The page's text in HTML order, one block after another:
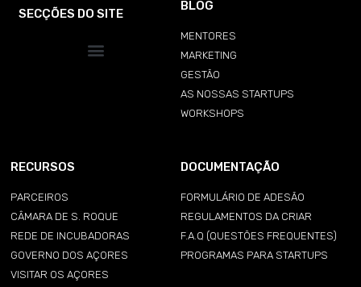
SECÇÕES DO SITE
BLOG
MENTORES
MARKETING
GESTÃO
AS NOSSAS STARTUPS
WORKSHOPS
RECURSOS
PARCEIROS
CÂMARA DE S. ROQUE
REDE DE INCUBADORAS
GOVERNO DOS AÇORES
VISITAR OS AÇORES
DOCUMENTAÇÃO
FORMULÁRIO DE ADESÃO
REGULAMENTOS DA CRIAR
F.A.Q (QUESTÕES FREQUENTES)
PROGRAMAS PARA STARTUPS